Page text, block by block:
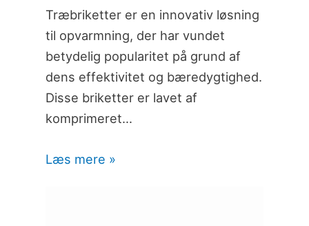
Træbriketter er en innovativ løsning
til opvarmning, der har vundet
betydelig popularitet på grund af
dens effektivitet og bæredygtighed.
Disse briketter er lavet af
komprimeret…
Læs mere »